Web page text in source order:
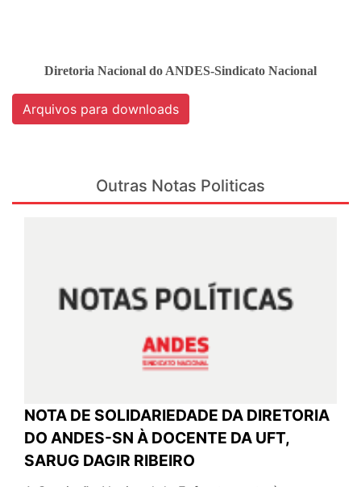
Diretoria Nacional do ANDES-Sindicato Nacional
Arquivos para downloads
Outras Notas Politicas
NOTA DE SOLIDARIEDADE DA DIRETORIA
DO ANDES-SN À DOCENTE DA UFT,
SARUG DAGIR RIBEIRO